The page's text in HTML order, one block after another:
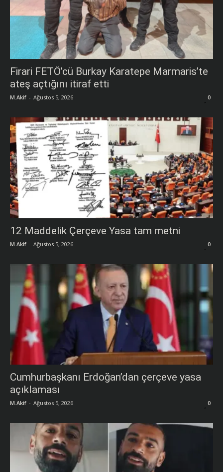
Firari FETÖ’cü Burkay Karatepe Marmaris’te
ateş açtığını itiraf etti
M.Akif - Ağustos 5, 2026 0
12 Maddelik Çerçeve Yasa tam metni
M.Akif - Ağustos 5, 2026 0
Cumhurbaşkanı Erdoğan’dan çerçeve yasa
açıklaması
M.Akif - Ağustos 5, 2026 0